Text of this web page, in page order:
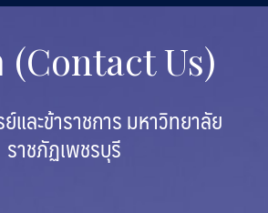
Us)
และข้าราชการ มหาวิทยาลัย
ราชภัฏเพชรบุรี